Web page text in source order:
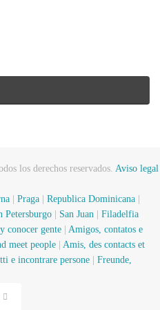
los derechos reservados. Aviso legal
Praga Republica Dominicana
Petersburgo San Juan
Filadelfia
conocer gente
Amigos, contatos e
meet people
Amis, des contacts et
e incontrare persone
Freunde,